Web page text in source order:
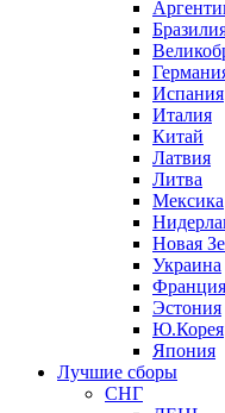
Испания
Италия
Китай
Латвия
Литва
Мексика
Новая
Украина
Франция
Эстония
Ю.Корея
Япония
Лучшие сборы
СНГ